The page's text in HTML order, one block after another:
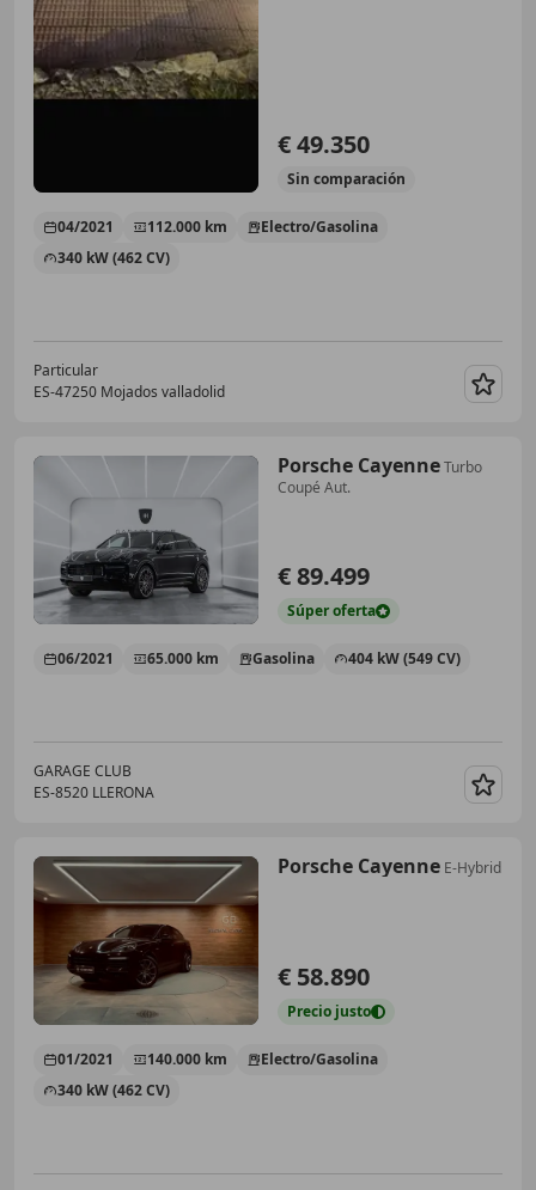
€ 49.350
Sin comparación
04/2021 112.000 km
Electro/Gasolina
340 kW (462 CV)
Particular
ES-47250 Mojados valladolid
Porsche CayenneTurbo
Coupé Aut.
€ 89.499
Súperoferta
06/2021 65.000 km Gasolina 404 kW (549 CV)
GARAGE CLUB
ES-8520 LLERONA
Porsche Cayenne E-Hybrid
€ 58.890
Precio justo
01/2021 140.000 km
Electro/Gasolina
340 kW (462 CV)